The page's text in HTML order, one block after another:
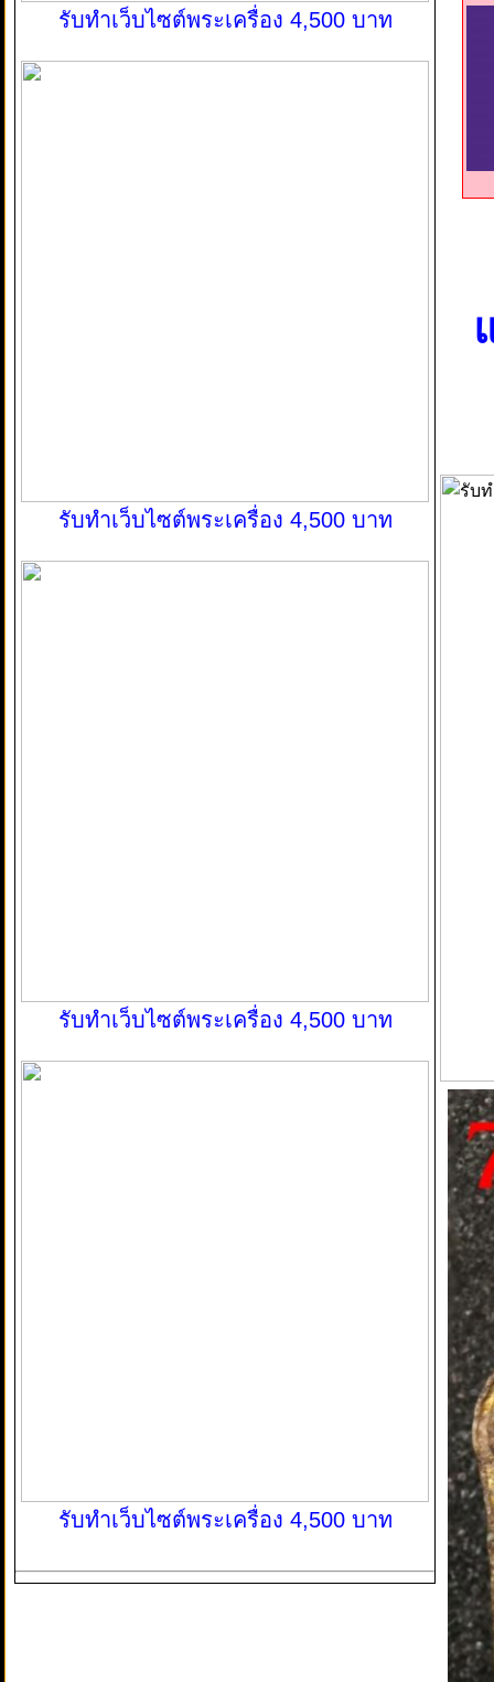
รับทำเว็บไซต์พระเครื่อง 4,500 บาท
รับทำเว็บไซต์พระเครื่อง 4,500 บาท
รับทำเว็บไซต์พระเครื่อง 4,500 บาท
รับทำเว็บไซต์พระเครื่อง 4,500 บาท